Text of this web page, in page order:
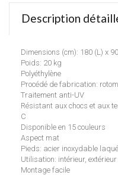
Description
Dimensions (cm): 180 (L) x
Poids: 20 kg
Polyéthylène
Procédé de fabrication:
Traitement anti-UV
Résistant aux chocs et aux
C
Disponible en 15 couleurs
Aspect mat
Pieds: acier inoxydable laqué
Utilisation: intérieur, extérieur
Montage facile